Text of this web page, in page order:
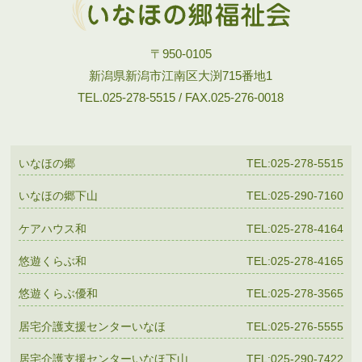
〒950-0105
新潟県新潟市江南区大渕715番地1
TEL.025-278-5515 / FAX.025-276-0018
いなほの郷 TEL:025-278-5515
いなほの郷下山 TEL:025-290-7160
ケアハウス和 TEL:025-278-4164
悠遊くらぶ和 TEL:025-278-4165
悠遊くらぶ優和 TEL:025-278-3565
居宅介護支援センターいなほ TEL:025-276-5555
居宅介護支援センターいなほ下山 TEL:025-290-7422